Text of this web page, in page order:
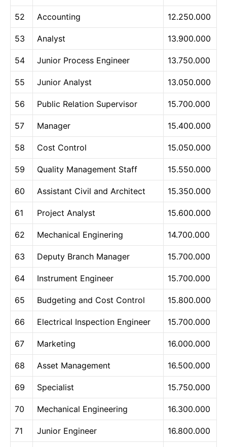
52 Accounting 12.250.000
53 Analyst 13.900.000
54 Junior Process Engineer 13.750.000
55 Junior Analyst 13.050.000
56 Public Relation Supervisor 15.700.000
57 Manager 15.400.000
58 Cost Control 15.050.000
59 Quality Management Staff 15.550.000
60 Assistant Civil and Architect 15.350.000
61 Project Analyst 15.600.000
62 Mechanical Enginering 14.700.000
63 Deputy Branch Manager 15.700.000
64 Instrument Engineer 15.700.000
65 Budgeting and Cost Control 15.800.000
66 Electrical Inspection Engineer 15.700.000
67 Marketing 16.000.000
68 Asset Management 16.500.000
69 Specialist 15.750.000
70 Mechanical Engineering 16.300.000
71 Junior Engineer 16.800.000